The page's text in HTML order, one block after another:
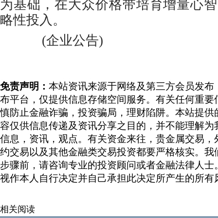
为基础，在大众价格带培育增量心
略性投入。
(企业公告)
免责声明： 本站资讯来源于网络及第三方会员发
布平台，仅提供信息存储空间服务。有关任何重
慎防止金融诈骗，投资骗局，理财陷阱。本站提
容仅供信息传递及资讯分享之目的，并不能理解
信息，资讯，观点。有关资金来往，贵金属交易
约交易以及其他金融类交易投资都要严格核实。
步骤前，请咨询专业的投资顾问或者金融法律人
视作本人自行决定并自己承担此决定所产生的所有
相关阅读